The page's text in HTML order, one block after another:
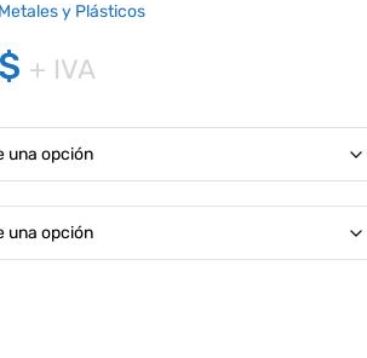
y Plásticos
Price
1.98$
through
75.68$
+ IVA